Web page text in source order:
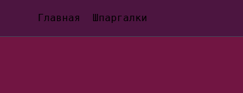
Главная Шпаргалки